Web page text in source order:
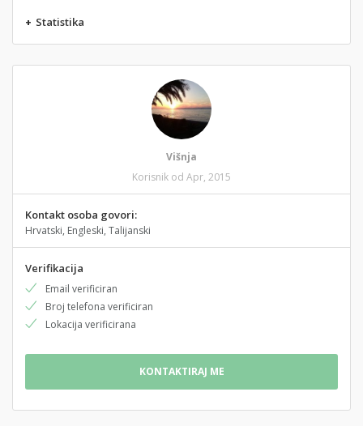
+ Statistika
Višnja
Korisnik od Apr, 2015
Kontakt osoba govori:
Hrvatski, Engleski, Talijanski
Verifikacija
Email verificiran
Broj telefona verificiran
Lokacija verificirana
KONTAKTIRAJ ME